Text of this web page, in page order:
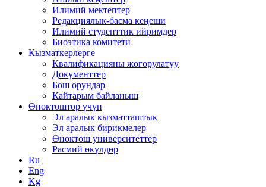
Илимий мектептер
Редакциялык-басма кеңеши
Илимий студенттик ийримдер
Биоэтика комитети
Кызматкерлерге
Квалификацияны жогорулатуу
Документтер
Бош орундар
Кайтарым байланыш
Өнөктөштөр үчүн
Эл аралык кызматташтык
Эл аралык бирикмелер
Өнөктөш университеттер
Расмий өкүлдөр
Ru
Eng
Kg